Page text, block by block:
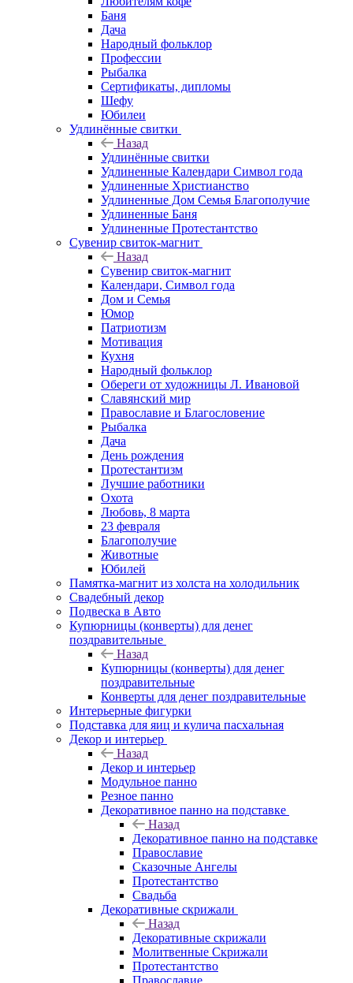
Баня
Дача
Народный фольклор
Профессии
Рыбалка
Сертификаты, дипломы
Шефу
Юбилеи
Удлинённые свитки
Назад
Удлинённые свитки
Удлиненные Календари Символ года
Удлиненные Христианство
Удлиненные Дом Семья Благополучие
Удлиненные Баня
Удлиненные Протестантство
Сувенир свиток-магнит
Назад
Сувенир свиток-магнит
Календари, Символ года
Дом и Семья
Юмор
Патриотизм
Мотивация
Кухня
Народный фольклор
Обереги от художницы Л. Ивановой
Славянский мир
Православие и Благословение
Рыбалка
Дача
День рождения
Протестантизм
Лучшие работники
Охота
Любовь, 8 марта
23 февраля
Благополучие
Животные
Юбилей
Памятка-магнит из холста на холодильник
Свадебный декор
Подвеска в Авто
Купюрницы (конверты) для денег
поздравительные
Назад
Купюрницы (конверты) для денег
поздравительные
Конверты для денег поздравительные
Интерьерные фигурки
Подставка для яиц и кулича пасхальная
Декор и интерьер
Назад
Декор и интерьер
Модульное панно
Резное панно
Декоративное панно на подставке
Назад
Декоративное панно на подставке
Православие
Сказочные Ангелы
Протестантство
Свадьба
Декоративные скрижали
Назад
Декоративные скрижали
Молитвенные Скрижали
Протестантство
Православие